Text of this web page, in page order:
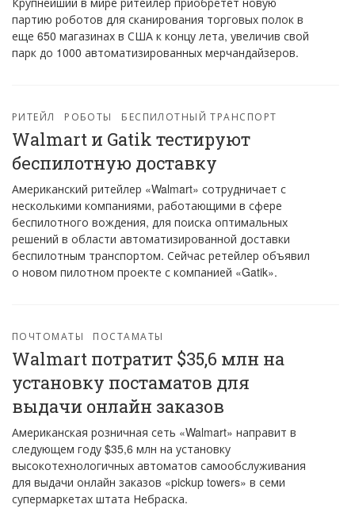
партию роботов для сканирования торговых полок в
еще 650 магазинах в США к концу лета, увеличив свой
парк до 1000 автоматизированных мерчандайзеров.
РИТЕЙЛ РОБОТЫ БЕСПИЛОТНЫЙ ТРАНСПОРТ
Walmart и Gatik тестируют
беспилотную доставку
Американский ритейлер «Walmart» сотрудничает с
несколькими компаниями, работающими в сфере
беспилотного вождения, для поиска оптимальных
решений в области автоматизированной доставки
беспилотным транспортом. Сейчас ретейлер объявил
о новом пилотном проекте с компанией «Gatik».
ПОЧТОМАТЫ ПОСТАМАТЫ
Walmart потратит $35,6 млн на
установку постаматов для
выдачи онлайн заказов
Американская розничная сеть «Walmart» направит в
следующем году $35,6 млн на установку
высокотехнологичных автоматов самообслуживания
для выдачи онлайн заказов «pickup towers» в семи
супермаркетах штата Небраска.